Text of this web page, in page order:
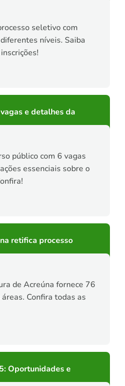
seletivo com
níveis. Saiba
e detalhes da
público com 6 vagas
essenciais sobre o
retifica processo
de Acreúna fornece 76
Confira todas as
Oportunidades e